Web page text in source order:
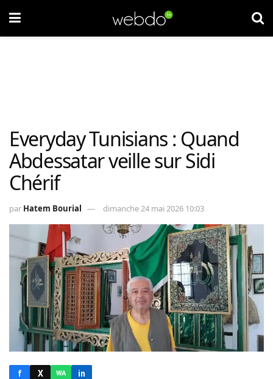
Everyday Tunisians : Quand
Abdessatar veille sur Sidi
Chérif
par Hatem Bourial dimanche 24 mai 2026 10:03
f X WA in